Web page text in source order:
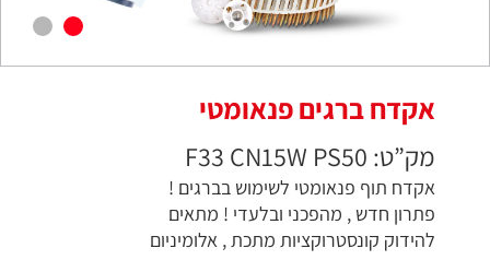
אקדח ברגים פנאומטי
מק”ט: F33 CN15W PS50
אקדח תוף פנאומטי לשימוש בברגים !
פתרון חדש , מהפכני ובלעדי ! מתאים
להידוק קונסטרוקציות מתכת , אלומיניום